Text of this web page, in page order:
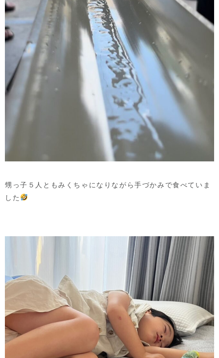
甥っ子５人ともみくちゃになりながら手づかみで食べていま
した